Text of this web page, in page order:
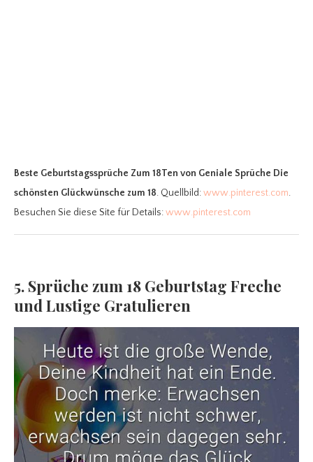
Beste Geburtstagssprüche Zum 18Ten von Geniale Sprüche Die
schönsten Glückwünsche zum 18. Quellbild:www.pinterest.com.
Besuchen Sie diese Site für Details:www.pinterest.com
5. Sprüche zum 18 Geburtstag Freche
und Lustige Gratulieren